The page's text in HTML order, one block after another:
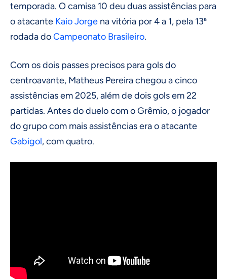
temporada. O camisa 10 deu duas assistências para
o atacante Kaio Jorge na vitória por 4 a 1, pela 13ª
rodada doCampeonato Brasileiro.
Com os dois passes precisos para gols do
centroavante, Matheus Pereira chegou a cinco
assistências em 2025, além de dois gols em 22
partidas. Antes do duelo com o Grêmio, o jogador
do grupo com mais assistências era o atacante
Gabigol, com quatro.